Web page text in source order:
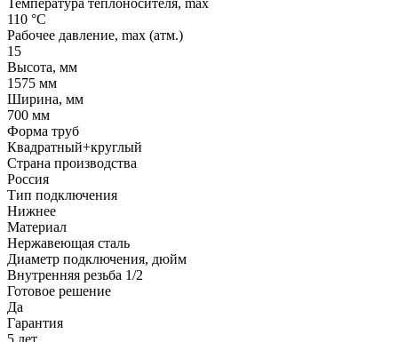
110 °C
Рабочее давление, max (атм.)
15
Высота, мм
1575 мм
Ширина, мм
700 мм
Форма труб
Квадратный+круглый
Страна производства
Россия
Тип подключения
Нижнее
Материал
Нержавеющая сталь
Диаметр подключения, дюйм
Внутренняя резьба 1/2
Готовое решение
Да
Гарантия
5 лет